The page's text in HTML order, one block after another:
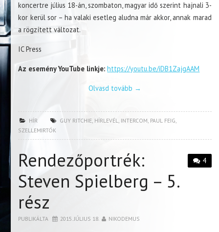
koncertre július 18-án, szombaton, magyar idő szerint hajnali 3-
kor kerül sor – ha valaki esetleg aludna már akkor, annak marad
a rögzített változat.
IC Press
Az esemény YouTube linkje: https://youtu.be/iDB1ZajgAAM
Olvasd tovább →
HÍR GUY RITCHIE, HÍRLEVÉL, INTERCOM, PAUL FEIG,
SZELLEMIRTÓK
4
Rendezőportrék:
Steven Spielberg – 5.
rész
PUBLIKÁLTA 2015. JÚLIUS 18. NIKODEMUS